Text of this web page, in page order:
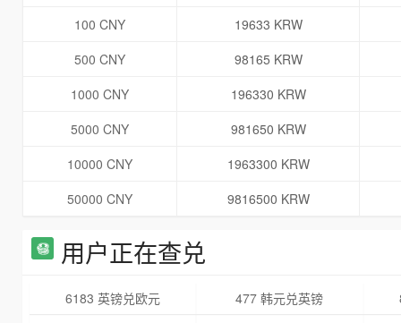
100 CNY
19633 KRW
500 CNY
98165 KRW
1000 CNY
196330 KRW
5000 CNY
981650 KRW
10000 CNY
1963300 KRW
50000 CNY
9816500 KRW
用户正在查兑
6183 英镑兑欧元 477 韩元兑英镑